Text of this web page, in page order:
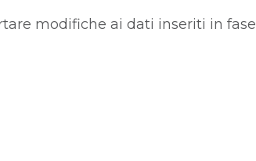
modifiche ai dati inseriti in fase